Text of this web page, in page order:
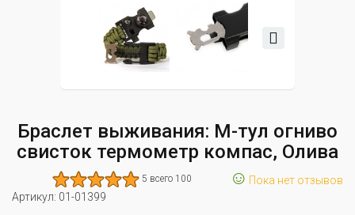
Браслет выживания: М-тул огниво
свисток термометр компас, Олива
5 всего 100 ☺ Пока нет отзывов
Артикул: 01-01399